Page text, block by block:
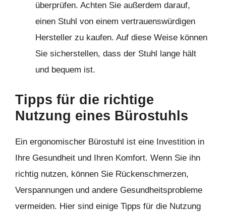
überprüfen. Achten Sie außerdem darauf,
einen Stuhl von einem vertrauenswürdigen
Hersteller zu kaufen. Auf diese Weise können
Sie sicherstellen, dass der Stuhl lange hält
und bequem ist.
Tipps für die richtige
Nutzung eines Bürostuhls
Ein ergonomischer Bürostuhl ist eine Investition in
Ihre Gesundheit und Ihren Komfort. Wenn Sie ihn
richtig nutzen, können Sie Rückenschmerzen,
Verspannungen und andere Gesundheitsprobleme
vermeiden. Hier sind einige Tipps für die Nutzung